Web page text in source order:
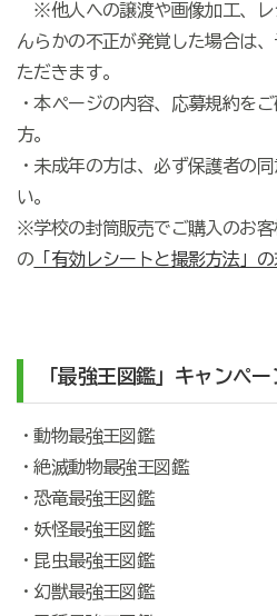
※他人への譲渡や画像加工、レ
んらかの不正が発覚した場合は
ただきます。
・本ページの内容、応募規約を
方。
・未成年の方は、必ず保護者の
い。
※学校の封筒販売でご購入のお
の 「有効レシートと撮影方法」
「最強王図鑑」キャンペ
・動物最強王図鑑
・絶滅動物最強王図鑑
・恐竜最強王図鑑
・妖怪最強王図鑑
・昆虫最強王図鑑
・幻獣最強王図鑑